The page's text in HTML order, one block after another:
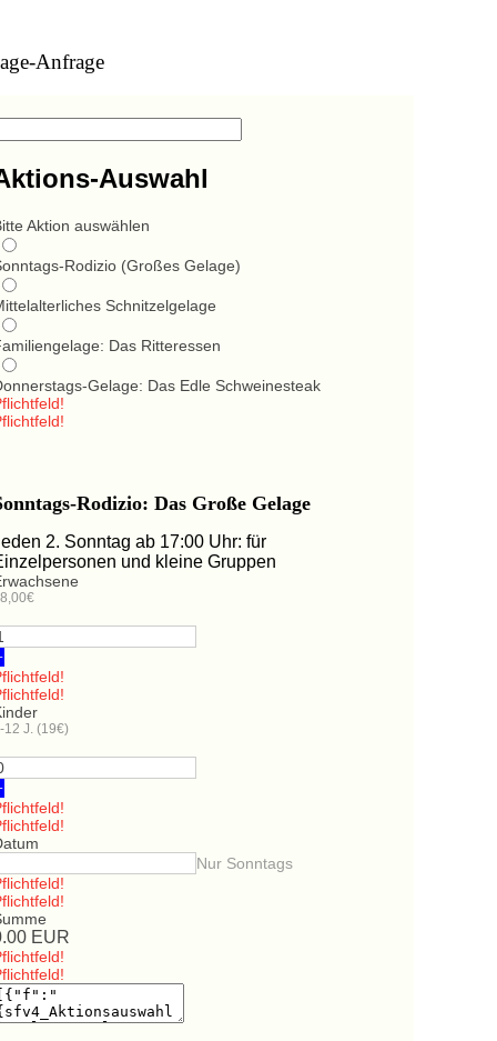
Anfrage
Auswahl
Aktion auswählen
Rodizio (Großes Gelage)
Schnitzelgelage
Das Ritteressen
Gelage: Das Edle Schweinesteak
Rodizio: Das Große Gelage
2. Sonntag ab 17:00 Uhr: für
und kleine Gruppen
12 J. (19€)
Nur Sonntags
EUR